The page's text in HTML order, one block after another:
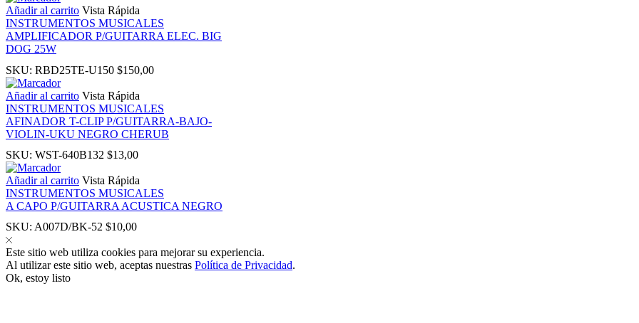
Añadir al carrito Vista Rápida
INSTRUMENTOS MUSICALES
AMPLIFICADOR P/GUITARRA ELEC. BIG
DOG 25W
SKU: RBD25TE-U150 $150,00
Añadir al carrito Vista Rápida
INSTRUMENTOS MUSICALES
AFINADOR T-CLIP P/GUITARRA-BAJO-
VIOLIN-UKU NEGRO CHERUB
SKU: WST-640B132 $13,00
Añadir al carrito Vista Rápida
INSTRUMENTOS MUSICALES
A CAPO P/GUITARRA ACUSTICA NEGRO
SKU: A007D/BK-52 $10,00
Este sitio web utiliza cookies para mejorar su experiencia.
Al utilizar este sitio web, aceptas nuestras Política de Privacidad.
Ok, estoy listo